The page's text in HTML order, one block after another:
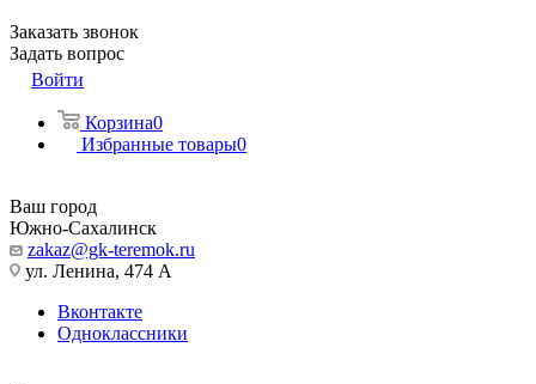
Заказать звонок
Задать вопрос
Войти
Корзина0
Избранные товары0
Ваш город
Южно-Сахалинск
zakaz@gk-teremok.ru
ул. Ленина, 474 А
Вконтакте
Одноклассники